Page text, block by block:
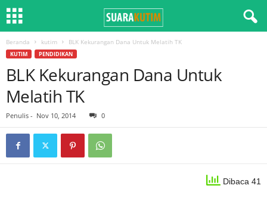
Beranda kutim BLK Kekurangan Dana Untuk Melatih TK
KUTIM PENDIDIKAN
BLK Kekurangan Dana Untuk
Melatih TK
Penulis - Nov 10, 2014 0
Dibaca 41